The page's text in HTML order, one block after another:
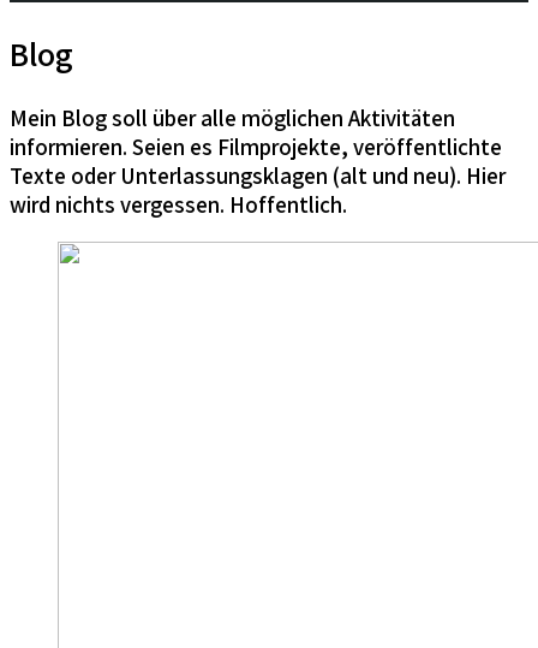
Blog
Mein Blog soll über alle möglichen Aktivitäten
informieren. Seien es Filmprojekte, veröffentlichte
Texte oder Unterlassungsklagen (alt und neu). Hier
wird nichts vergessen. Hoffentlich.